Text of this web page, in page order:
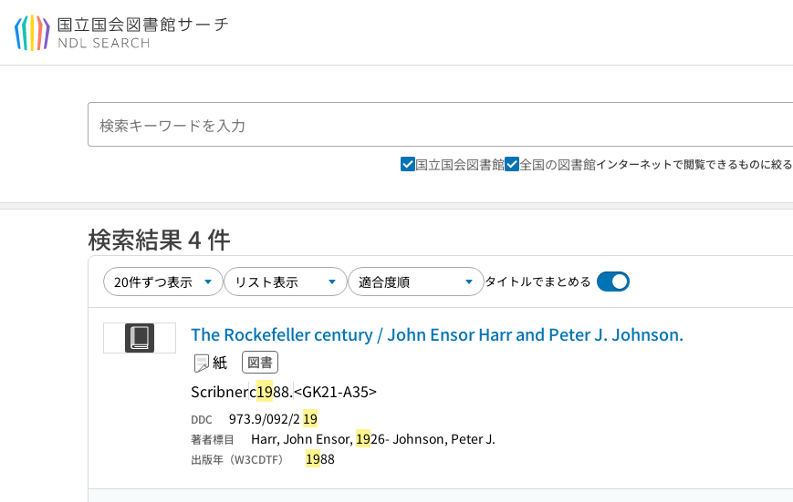
本文へ移動
国立国会図書館 全国の図書館インターネットで閲覧できるものに絞る
検索結果 4 件
タイトルでまとめる
The Rockefeller century / John Ensor Harr and Peter J. Johnson.
紙 図書
Scribnerc1988.<GK21-A35>
DDC 973.9/092/2 19
著者標目 Harr, John Ensor, 1926- Johnson, Peter J.
出版年（W3CDTF） 1988